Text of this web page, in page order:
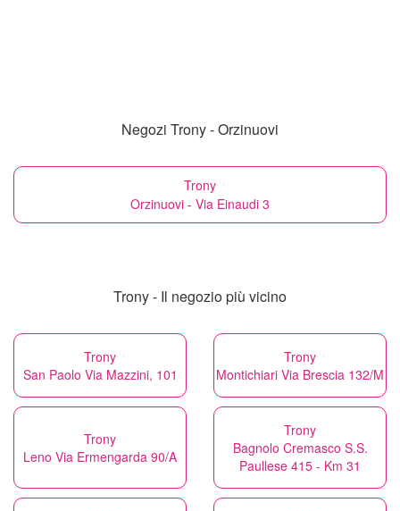
Negozi Trony - Orzinuovi
Trony
Orzinuovi - Via Einaudi 3
Trony - Il negozio più vicino
Trony
San Paolo Via Mazzini, 101
Trony
Montichiari Via Brescia 132/M
Trony
Leno Via Ermengarda 90/A
Trony
Bagnolo Cremasco S.S.
Paullese 415 - Km 31